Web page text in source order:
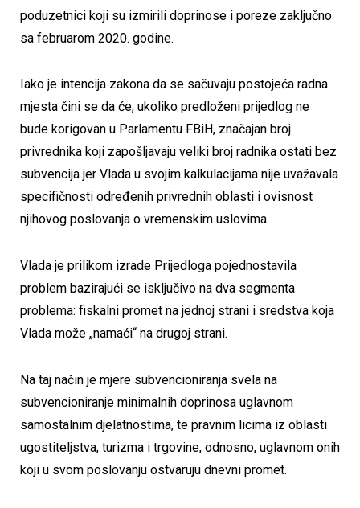
poduzetnici koji su izmirili doprinose i poreze zaključno
sa februarom 2020. godine.
Iako je intencija zakona da se sačuvaju postojeća radna
mjesta čini se da će, ukoliko predloženi prijedlog ne
bude korigovan u Parlamentu FBiH, značajan broj
privrednika koji zapošljavaju veliki broj radnika ostati bez
subvencija jer Vlada u svojim kalkulacijama nije uvažavala
specifičnosti određenih privrednih oblasti i ovisnost
njihovog poslovanja o vremenskim uslovima.
Vlada je prilikom izrade Prijedloga pojednostavila
problem bazirajući se isključivo na dva segmenta
problema: fiskalni promet na jednoj strani i sredstva koja
Vlada može „namaći“ na drugoj strani.
Na taj način je mjere subvencioniranja svela na
subvencioniranje minimalnih doprinosa uglavnom
samostalnim djelatnostima, te pravnim licima iz oblasti
ugostiteljstva, turizma i trgovine, odnosno, uglavnom onih
koji u svom poslovanju ostvaruju dnevni promet.